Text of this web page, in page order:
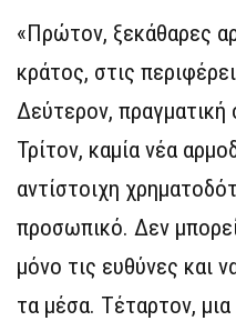
«Πρώτον, ξεκάθαρες
κράτος, στις
Δεύτερον, πραγματική
Τρίτον, καμία νέα
αντίστοιχη
προσωπικό. Δεν
μόνο τις ευθύνες και
τα μέσα. Τέταρτον,